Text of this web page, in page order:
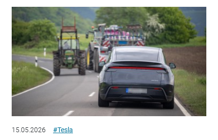
15.05.2026 #Tesla